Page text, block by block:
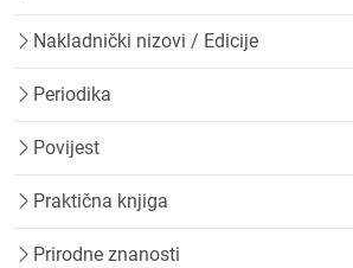
Nakladnički nizovi / Edicije
Periodika
Povijest
Praktična knjiga
Prirodne znanosti